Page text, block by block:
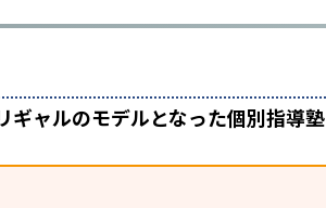
ャルのモデルとなった個別指導塾